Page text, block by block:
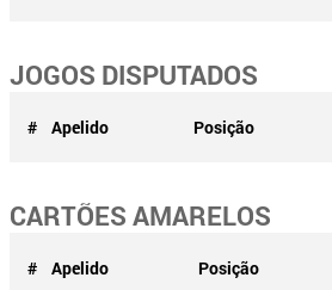
JOGOS DISPUTADOS
# Apelido Posição
CARTÕES AMARELOS
# Apelido Posição